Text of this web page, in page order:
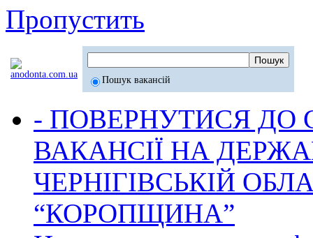
Пропустить
Пошук вакансій
- ПОВЕРНУТИСЯ ДО
ВАКАНСІЇ НА
ЧЕРНІГІВСЬКІЙ
“КОРОПЩИНА”